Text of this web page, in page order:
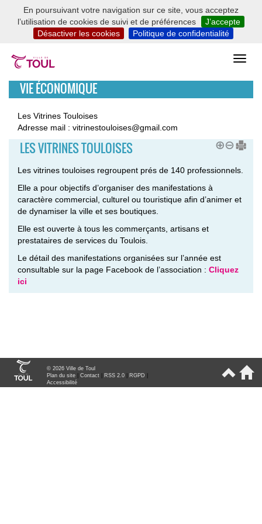
En poursuivant votre navigation sur ce site, vous acceptez
l’utilisation de cookies de suivi et de préférences
J’accepte
Désactiver les cookies
Politique de confidentialité
VIE ÉCONOMIQUE
Les Vitrines Touloises
Adresse mail : vitrinestouloises@gmail.com
LES VITRINES TOULOISES
Les vitrines touloises regroupent prés de 140 professionnels.
Elle a pour objectifs d’organiser des manifestations à
caractère commercial, culturel ou touristique afin d’animer et
de dynamiser la ville et ses boutiques.
Elle est ouverte à tous les commerçants, artisans et
prestataires de services du Toulois.
Le détail des manifestations organisées sur l’année est
consultable sur la page Facebook de l’association : Cliquez
ici
© 2026 Ville de Toul
Plan du site
Contact RSS 2.0 RGPD
Accessibilité